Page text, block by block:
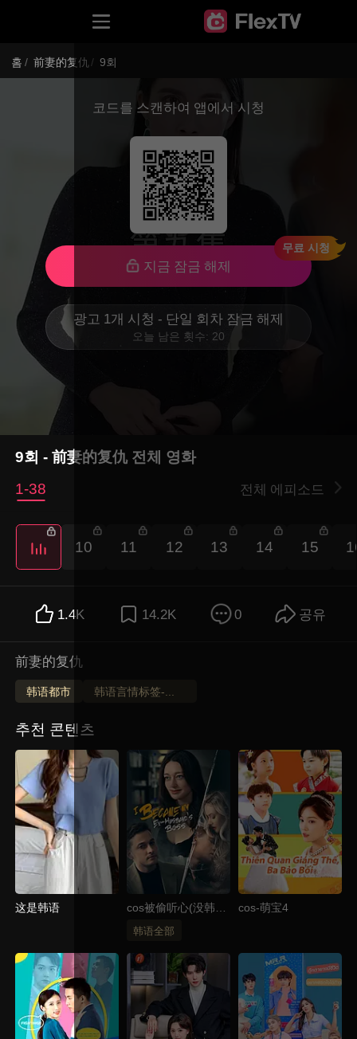
홈 / 前妻的复仇/ 9회
코드를 스캔하여 앱에서 시청
지금 잠금 해제
무료 시청
광고 1개 시청 - 단일 회차 잠금 해제
오늘 남은 횟수: 20
9회 - 前妻的复仇 전체 영화
1-38
전체 에피소드
10 11 12 13 14 15
1.4K 14.2K 0 공유
前妻的复仇
韩语都市
추천 콘텐츠
这是韩语
cos被偷听心(没韩国
标签)
韩语全部
cos-萌宝4